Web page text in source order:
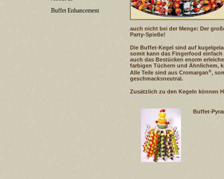
Buffet Enhancement
auch nicht bei der Menge: Der
Party-Spieße!
Die Buffet-Kegel sind auf
somit kann das Fingerfood
auch das Bestücken enorm
farbigen Tüchern und Ähnlichem,
Alle Teile sind aus Cromargan®,
geschmacksneutral.
Zusätzlich zu den Kegeln können
Buffet-